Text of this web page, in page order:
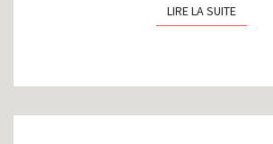
LIRE LA SUITELIRE LA